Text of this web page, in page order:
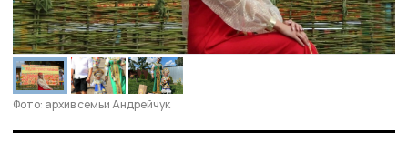
Фото: архив семьи Андрейчук